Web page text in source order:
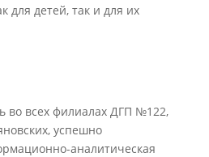
для детей, так и для их
во всех филиалах ДГП №122,
успешно
аналитическая